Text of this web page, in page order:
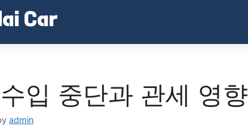
Car
입 중단과 관세 영향
admin